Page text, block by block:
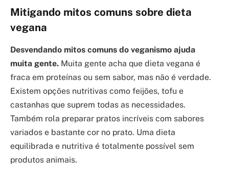
Mitigando mitos comuns sobre dieta
vegana
Desvendando mitos comuns do veganismo ajuda
muita gente. Muita gente acha que dieta vegana é
fraca em proteínas ou sem sabor, mas não é verdade.
Existem opções nutritivas como feijões, tofu e
castanhas que suprem todas as necessidades.
Também rola preparar pratos incríveis com sabores
variados e bastante cor no prato. Uma dieta
equilibrada e nutritiva é totalmente possível sem
produtos animais.